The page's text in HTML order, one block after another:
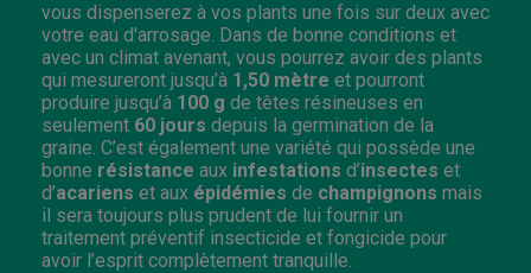
vous dispenserez à vos plants une fois sur deux avec
votre eau d'arrosage. Dans de bonne conditions et
avec un climat avenant, vous pourrez avoir des plants
qui mesureront jusqu’à 1,50 mètre et pourront
produire jusqu’à 100 g de têtes résineuses en
seulement 60 jours depuis la germination de la
graine. C’est également une variété qui possède une
bonne résistance aux infestations d’insectes et
d’acariens et aux épidémies de champignons mais
il sera toujours plus prudent de lui fournir un
traitement préventif insecticide et fongicide pour
avoir l’esprit complètement tranquille.